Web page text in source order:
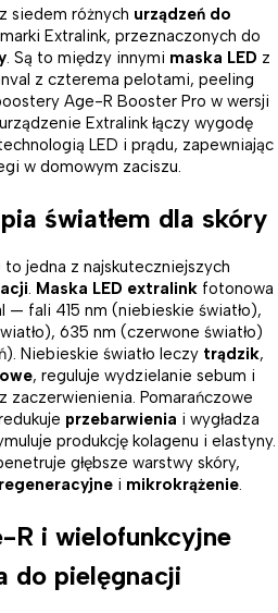
siedem różnych urządzeń do
Extralink, przeznaczonych do
. Są to między innymi maska LED z
z czterema pelotami, peeling
Age-R Booster Pro w wersji
Extralink łączy wygodę
LED i prądu, zapewniając
w domowym zaciszu.
światłem dla skóry
to jedna z najskuteczniejszych
. Maska LED extralink fotonowa
— fali 415 nm (niebieskie światło),
635 nm (czerwone światło)
Niebieskie światło leczy trądzik,
, reguluje wydzielanie sebum i
zaczerwienienia. Pomarańczowe
przebarwienia i wygładza
produkcję kolagenu i elastyny.
głębsze warstwy skóry,
i mikrokrążenie.
R i wielofunkcyjne
do pielęgnacji